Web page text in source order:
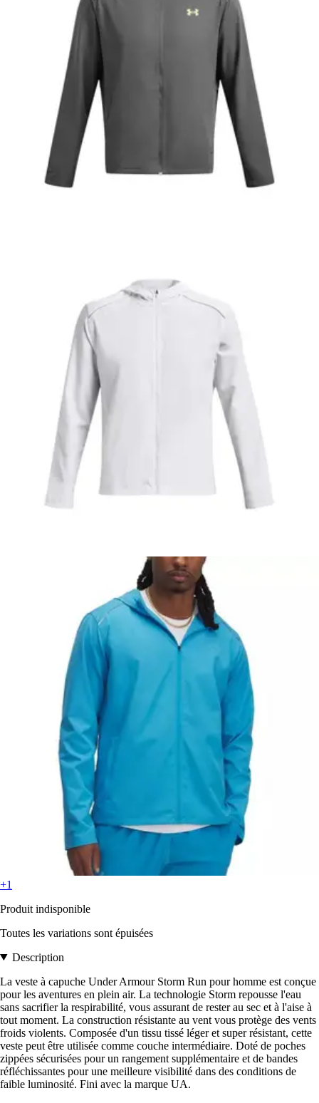
+1
Produit indisponible
Toutes les variations sont épuisées
Description
La veste à capuche Under Armour Storm Run pour homme est conçue
pour les aventures en plein air. La technologie Storm repousse l'eau
sans sacrifier la respirabilité, vous assurant de rester au sec et à l'aise à
tout moment. La construction résistante au vent vous protège des vents
froids violents. Composée d'un tissu tissé léger et super résistant, cette
veste peut être utilisée comme couche intermédiaire. Doté de poches
zippées sécurisées pour un rangement supplémentaire et de bandes
réfléchissantes pour une meilleure visibilité dans des conditions de
faible luminosité. Fini avec la marque UA.